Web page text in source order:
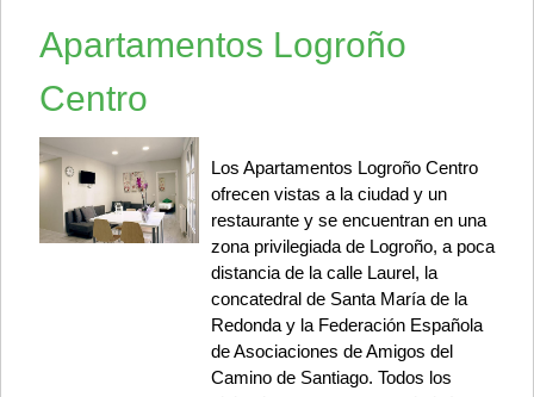
Apartamentos Logroño
Centro
Los Apartamentos Logroño Centro
ofrecen vistas a la ciudad y un
restaurante y se encuentran en una
zona privilegiada de Logroño, a poca
distancia de la calle Laurel, la
concatedral de Santa María de la
Redonda y la Federación Española
de Asociaciones de Amigos del
Camino de Santiago. Todos los